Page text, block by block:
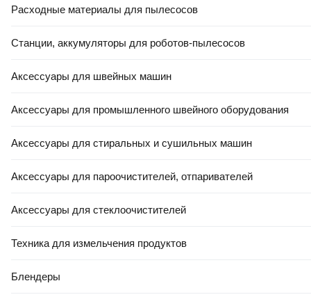
Расходные материалы для пылесосов
Станции, аккумуляторы для роботов-пылесосов
Аксессуары для швейных машин
Аксессуары для промышленного швейного оборудования
Аксессуары для стиральных и сушильных машин
Аксессуары для пароочистителей, отпаривателей
Аксессуары для стеклоочистителей
Техника для измельчения продуктов
Блендеры